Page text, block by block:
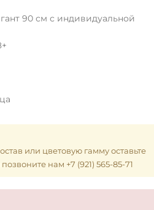
90 см с индивидуальной
или цветовую гамму оставьте
нам +7 (921) 565-85-71